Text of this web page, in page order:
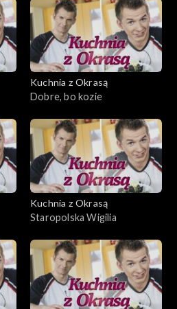
Kuchnia z Okrasą
Dobre, bo kozie
Kuchnia z Okrasą
Staropolska Wigilia